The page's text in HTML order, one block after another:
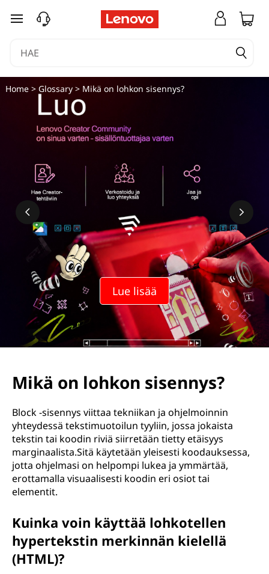
siirry pääsisältöön
Lue lisää
Home> Glossary> Mikä on lohkon sisennys?
Mikä on lohkon sisennys?
Block -sisennys viittaa tekniikan ja ohjelmoinnin
yhteydessä tekstimuotoilun tyyliin, jossa jokaista
tekstin tai koodin riviä siirretään tietty etäisyys
marginaalista.Sitä käytetään yleisesti koodauksessa,
jotta ohjelmasi on helpompi lukea ja ymmärtää,
erottamalla visuaalisesti koodin eri osiot tai
elementit.
Kuinka voin käyttää lohkotellen
hypertekstin merkinnän kielellä
(HTML)?